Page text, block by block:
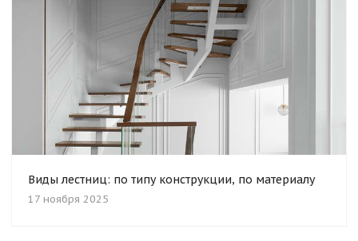
Виды лестниц: по типу конструкции, по материалу
17 ноября 2025